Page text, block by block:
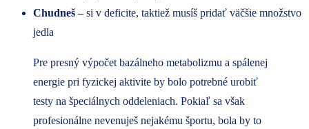
Chudneš –si v deficite, taktiež musíš pridať väčšie množstvo
jedla
Pre presný výpočet bazálneho metabolizmu a spálenej
energie pri fyzickej aktivite by bolo potrebné urobiť
testy na špeciálnych oddeleniach. Pokiaľ sa však
profesionálne nevenuješ nejakému športu, bola by to